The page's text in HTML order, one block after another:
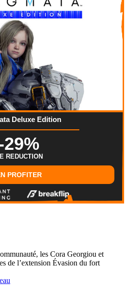
Deluxe Edition
29%
REDUCTION
PROFITER
les Cora Georgiou et
de l’extension Évasion du fort